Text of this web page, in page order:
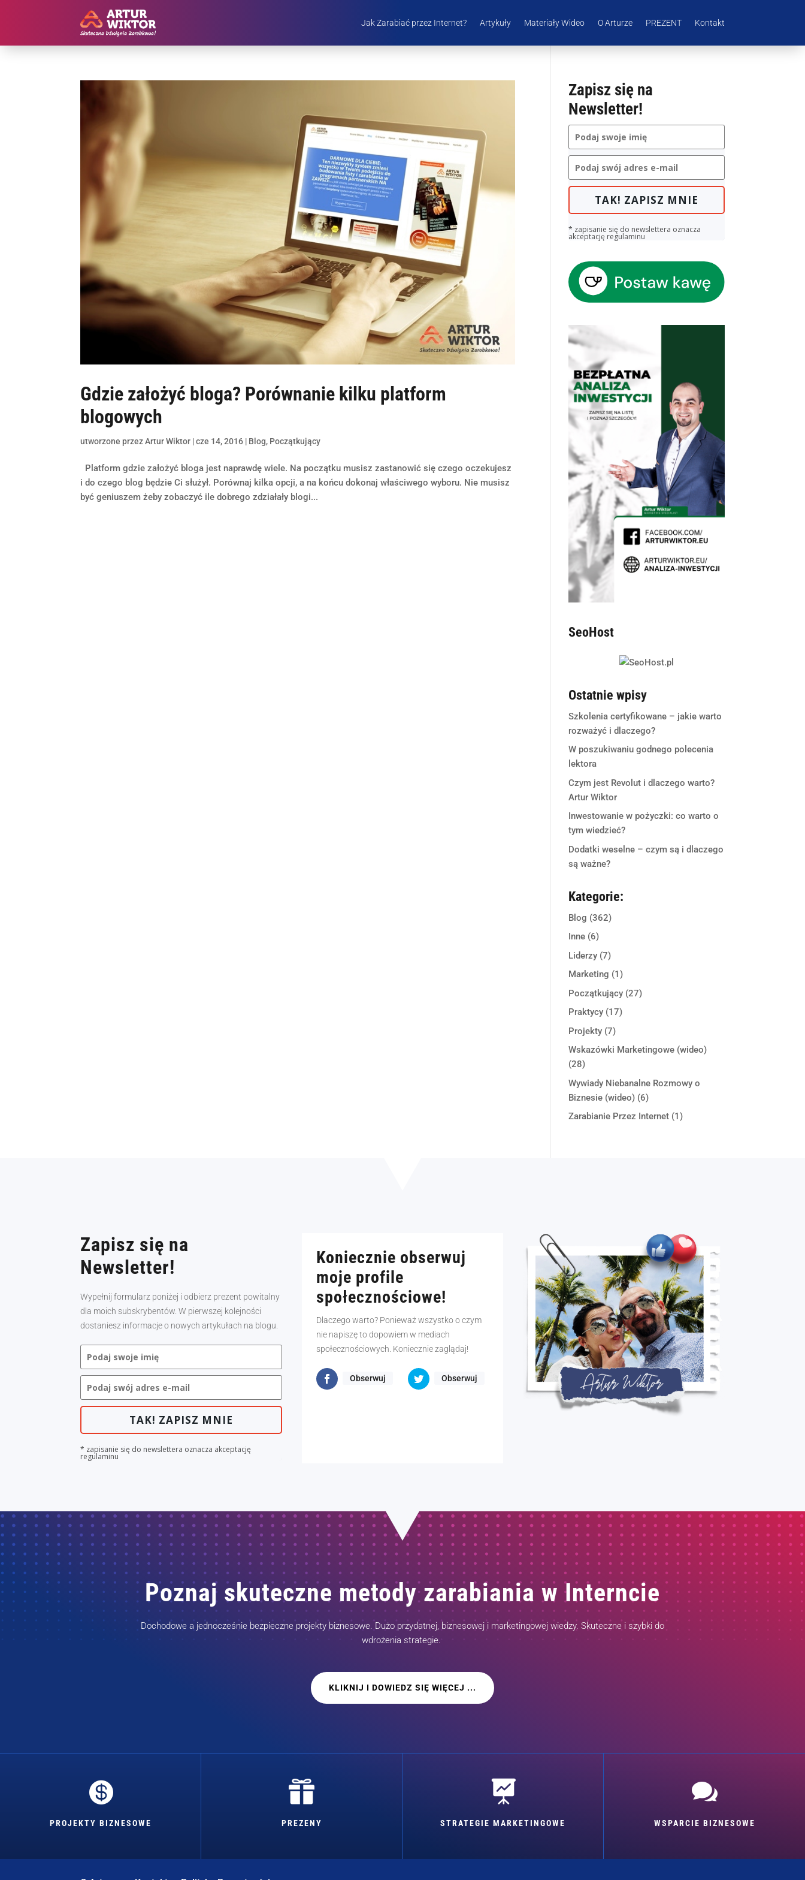
Jak Zarabiać przez Internet? Artykuły Materiały Wideo O Arturze PREZENT Kontakt
Gdzie założyć bloga? Porównanie kilku platform
blogowych
utworzone przezArtur Wiktor |cze 14, 2016 | Blog, Początkujący
Platform gdzie założyć bloga jest naprawdę wiele. Na początku musisz zastanowić się czego oczekujesz
i do czego blog będzie Ci służył. Porównaj kilka opcji, a na końcu dokonaj właściwego wyboru. Nie musisz
być geniuszem żeby zobaczyć ile dobrego zdziałały blogi...
Zapisz się na
Newsletter!
TAK! ZAPISZ MNIE
* zapisanie się do newslettera oznacza
akceptację regulaminu
SeoHost
Ostatnie wpisy
Szkolenia certyfikowane – jakie warto
rozważyć i dlaczego?
W poszukiwaniu godnego polecenia
lektora
Czym jest Revolut i dlaczego warto?
Artur Wiktor
Inwestowanie w pożyczki: co warto o
tym wiedzieć?
Dodatki weselne – czym są i dlaczego
są ważne?
Kategorie:
Blog (362)
Inne (6)
Liderzy (7)
Marketing (1)
Początkujący (27)
Praktycy (17)
Projekty (7)
Wskazówki Marketingowe (wideo)
(28)
Wywiady Niebanalne Rozmowy o
Biznesie (wideo) (6)
Zarabianie Przez Internet (1)
Zapisz się na
Newsletter!
Wypełnij formularz poniżej i odbierz prezent powitalny
dla moich subskrybentów. W pierwszej kolejności
dostaniesz informacje o nowych artykułach na blogu.
TAK! ZAPISZ MNIE
* zapisanie się do newslettera oznacza akceptację
regulaminu
Koniecznie obserwuj
moje profile
społecznościowe!
Dlaczego warto? Ponieważ wszystko o czym
nie napiszę to dopowiem w mediach
społecznościowych. Koniecznie zaglądaj!
Obserwuj Obserwuj
Poznaj skuteczne metody zarabiania w Interncie
Dochodowe a jednocześnie bezpieczne projekty biznesowe. Dużo przydatnej, biznesowej i marketingowej wiedzy. Skuteczne i szybki do
wdrożenia strategie.
KLIKNIJ I DOWIEDZ SIĘ WIĘCEJ ...

PROJEKTY BIZNESOWE

PREZENY

STRATEGIE MARKETINGOWE

WSPARCIE BIZNESOWE